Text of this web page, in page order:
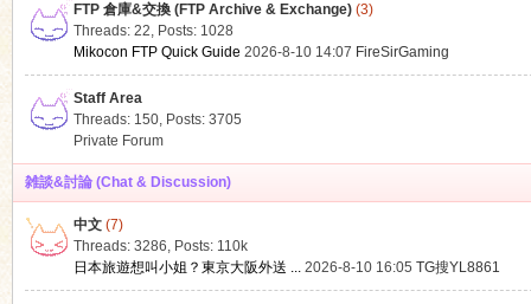
FTP 倉庫&交換 (FTP Archive & Exchange)(3)
Threads: 22, Posts: 1028
Mikocon FTP Quick Guide 2026-8-10 14:07 FireSirGaming
Staff Area
Threads: 150, Posts: 3705
Private Forum
雑談&討論 (Chat & Discussion)
中文(7)
Threads: 3286, Posts: 110k
日本旅遊想叫小姐？東京大阪外送 ... 2026-8-10 16:05 TG搜YL8861